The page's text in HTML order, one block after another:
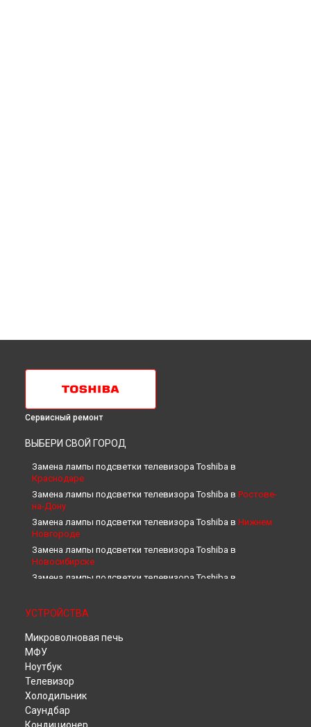
Сервисный ремонт
ВЫБЕРИ СВОЙ ГОРОД
Замена лампы подсветки телевизора Toshiba в
Краснодаре
Замена лампы подсветки телевизора Toshiba в Ростове-
на-Дону
Замена лампы подсветки телевизора Toshiba в Нижнем
Новгороде
Замена лампы подсветки телевизора Toshiba в
Новосибирске
Замена лампы подсветки телевизора Toshiba в
Замена лампы подсветки телевизора Toshiba в
Екатеринбурге
Замена лампы подсветки телевизора Toshiba в
Замена лампы подсветки телевизора Toshiba в
Замена лампы подсветки телевизора Toshiba в
Замена лампы подсветки телевизора Toshiba в
Волгограде
Замена лампы подсветки телевизора Toshiba в
Замена лампы подсветки телевизора Toshiba в
УСТРОЙСТВА
Микроволновая печь
МФУ
Ноутбук
Телевизор
Холодильник
Саундбар